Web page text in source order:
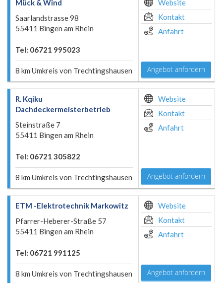
Mück & Wind
Saarlandstrasse 98
55411 Bingen am Rhein
Tel: 06721 995023
8 km Umkreis von Trechtingshausen
Website
Kontakt
Anfahrt
Angebot anfordern
R. Kqiku
Dachdeckermeisterbetrieb
Steinstraße 7
55411 Bingen am Rhein
Tel: 06721 305822
8 km Umkreis von Trechtingshausen
Website
Kontakt
Anfahrt
Angebot anfordern
ETM -Elektrotechnik Markowitz
Pfarrer-Heberer-Straße 57
55411 Bingen am Rhein
Tel: 06721 991125
8 km Umkreis von Trechtingshausen
Website
Kontakt
Anfahrt
Angebot anfordern